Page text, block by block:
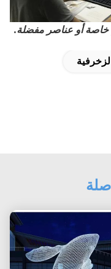
خاصة أو عناصر مفضلة.